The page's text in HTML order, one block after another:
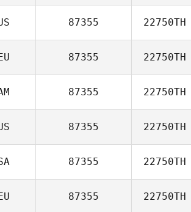
87355 22750TH
87355 22750TH
87355 22750TH
87355 22750TH
87355 22750TH
87355 22750TH